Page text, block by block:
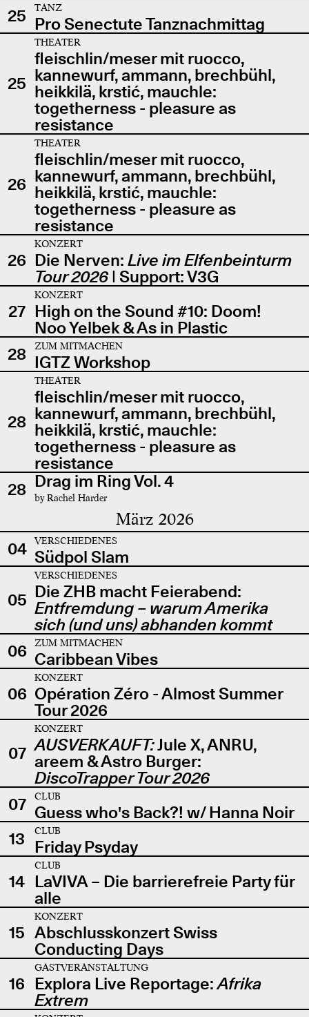
25
TANZ
Pro Senectute Tanznachmittag
25
THEATER
fleischlin/meser mit ruocco,
kannewurf, ammann, brechbühl,
heikkilä, krstić, mauchle:
togetherness - pleasure as
resistance
26
THEATER
fleischlin/meser mit ruocco,
kannewurf, ammann, brechbühl,
heikkilä, krstić, mauchle:
togetherness - pleasure as
resistance
26
KONZERT
Die Nerven: Live im Elfenbeinturm
Tour 2026| Support: V3G
27
KONZERT
High on the Sound #10: Doom!
Noo Yelbek & As in Plastic
28
ZUM MITMACHEN
IGTZ Workshop
28
THEATER
fleischlin/meser mit ruocco,
kannewurf, ammann, brechbühl,
heikkilä, krstić, mauchle:
togetherness - pleasure as
resistance
28 Drag im Ring Vol. 4
by Rachel Harder
März 2026
04 VERSCHIEDENES
Südpol Slam
05
VERSCHIEDENES
Die ZHB macht Feierabend:
Entfremdung – warum Amerika
sich (und uns) abhanden kommt
06
ZUM MITMACHEN
Caribbean Vibes
06
KONZERT
Opération Zéro - Almost Summer
Tour 2026
07
KONZERT
AUSVERKAUFT:Jule X, ANRU,
areem & Astro Burger:
DiscoTrapper Tour 2026
07
CLUB
Guess who's Back?! w/ Hanna Noir
13
CLUB
Friday Psyday
14
CLUB
LaVIVA – Die barrierefreie Party für
alle
15
KONZERT
Abschlusskonzert Swiss
Conducting Days
16
GASTVERANSTALTUNG
Explora Live Reportage:Afrika
Extrem